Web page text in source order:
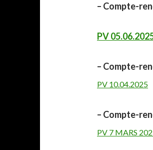
– Compte-
PV
– Compte-
PV 10.04.2025
– Compte-
PV 7 MARS